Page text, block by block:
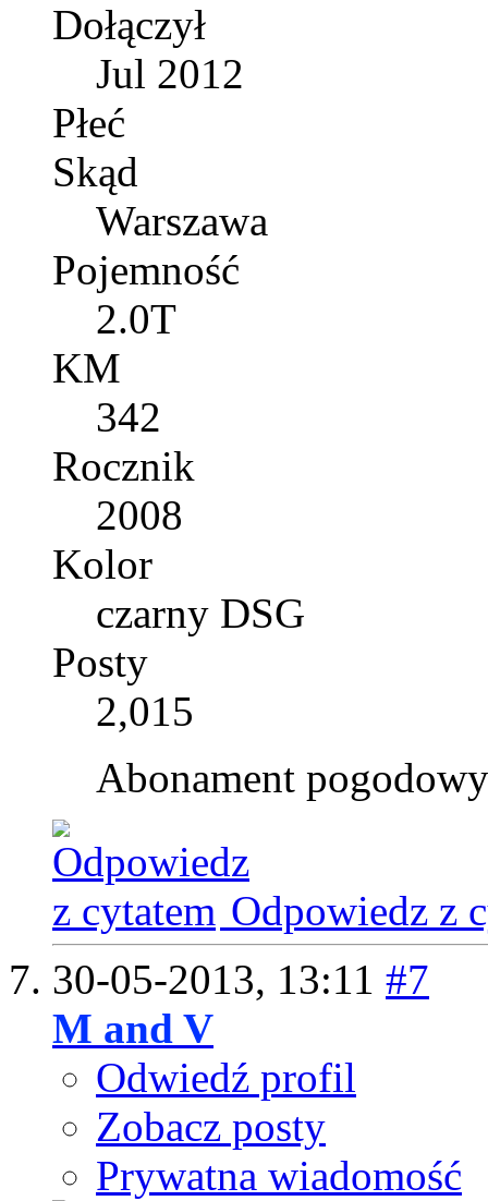
Dołączył
Jul 2012
Płeć
Skąd
Warszawa
Pojemność
2.0T
KM
342
Rocznik
2008
Kolor
czarny DSG
Posty
2,015
Abonament
Odpowiedz z
30-05-2013, 13:11 #7
M and V
Odwiedź profil
Zobacz posty
Prywatna wiadomość